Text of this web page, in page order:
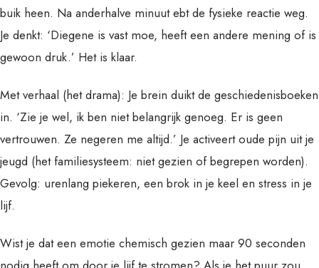
buik heen. Na anderhalve minuut ebt de fysieke reactie weg.
Je denkt: ‘Diegene is vast moe, heeft een andere mening of is
gewoon druk.’ Het is klaar.
Met verhaal (het drama): Je brein duikt de geschiedenisboeken
in. ‘Zie je wel, ik ben niet belangrijk genoeg. Er is geen
vertrouwen. Ze negeren me altijd.’ Je activeert oude pijn uit je
jeugd (het familiesysteem: niet gezien of begrepen worden).
Gevolg: urenlang piekeren, een brok in je keel en stress in je
lijf.
Wist je dat een emotie chemisch gezien maar 90 seconden